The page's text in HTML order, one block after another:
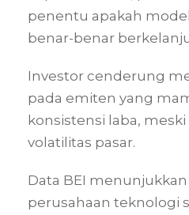
penentu apakah
benar-benar
Investor cenderung
pada emiten yang
konsistensi laba,
volatilitas pasar.
Data BEI
perusahaan teknologi